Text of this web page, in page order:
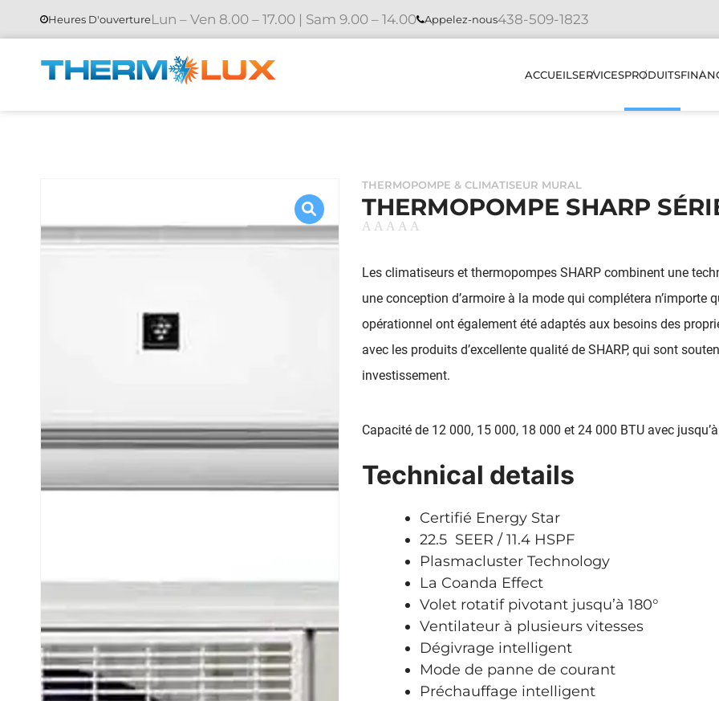
Heures D'ouvertureLun – Ven 8.00 – 17.00 | Sam 9.00 – 14.00 Appelez-nous438-509-1823
ACCUEILSERVICES
COMMENT ÇA MARCHE
NOS REALISATION
PRODUITS
ÉCHANGEURS
CHAUDIÈRES
ÉLECTRIQUES
PLUS DE
THERMOPOMPE & CLIMATISEUR MURAL
THERMOPOMPE SHARP
Les climatiseurs et thermopompes SHARP combinent une
une conception d’armoire à la mode qui complétera
opérationnel ont également été adaptés aux besoins des
avec les produits d’excellente qualité de SHARP, qui sont
investissement.
Capacité de 12 000, 15 000, 18 000 et 24 000 BTU avec jusqu’à
Technical details
Certifié Energy Star
22.5 SEER / 11.4 HSPF
Plasmacluster Technology
La Coanda Effect
Volet rotatif pivotant jusqu’à 180°
Ventilateur à plusieurs vitesses
Dégivrage intelligent
Mode de panne de courant
Préchauffage intelligent